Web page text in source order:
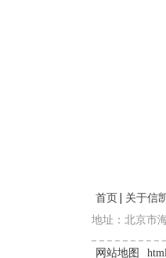
首页 关于信
地址：北京市
网站地图